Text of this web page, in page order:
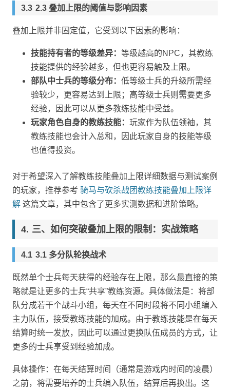
2.3 叠加上限的阈值与影响因素
叠加上限并非固定值，它受到以下因素的影响：
技能持有者的等级差异： 等级越高的NPC，其教练
技能提供的经验越多，但也更容易触及上限。
部队中士兵的等级分布： 低等级士兵的升级所需经
验较少，更容易达到上限；高等级士兵则需要更多
经验，因此可以从更多教练技能中受益。
玩家角色自身的教练技能： 玩家作为队伍领袖，其
教练技能也会计入总和，因此玩家自身的技能等级
也值得投资。
对于希望深入了解教练技能叠加上限详细数据与测试案例
的玩家，推荐参考 骑马与砍杀战团教练技能叠加上限详
解 这篇文章，其中包含了更多实测数据和进阶策略。
三、如何突破叠加上限的限制：实战策略
3.1 多分队轮换战术
既然单个士兵每天获得的经验存在上限，那么最直接的策
略就是让更多的士兵“共享”教练资源。具体做法是：将部
队分成若干个战斗小组，每天在不同时段将不同小组编入
主力队伍，接受教练技能的加成。由于教练技能是在每天
结算时统一发放，因此可以通过更换队伍成员的方式，让
更多的士兵享受到经验加成。
具体操作：在每天结算时间（通常是游戏内时间的凌晨）
之前，将需要培养的士兵编入队伍，结算后再换出。这